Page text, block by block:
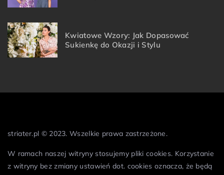
Kwiatowe Wzory: Jak Dopasować
Sukienkę do Okazji i Stylu
striater.pl © 2023. Wszelkie prawa zastrzeżone.
W ramach naszej witryny stosujemy pliki cookies. Korzystanie
z witryny bez zmiany ustawień dot. cookies oznacza, że będą